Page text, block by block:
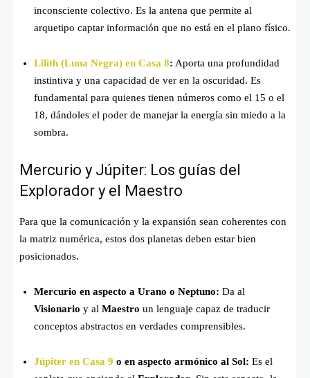
inconsciente colectivo. Es la antena que permite al
arquetipo captar información que no está en el plano físico.
Lilith (Luna Negra) en Casa 8: Aporta una profundidad
instintiva y una capacidad de ver en la oscuridad. Es
fundamental para quienes tienen números como el 15 o el
18, dándoles el poder de manejar la energía sin miedo a la
sombra.
Mercurio y Júpiter: Los guías del
Explorador y el Maestro
Para que la comunicación y la expansión sean coherentes con
la matriz numérica, estos dos planetas deben estar bien
posicionados.
Mercurio en aspecto a Urano o Neptuno: Da al
Visionario y al Maestro un lenguaje capaz de traducir
conceptos abstractos en verdades comprensibles.
Júpiter en Casa 9 o en aspecto armónico al Sol: Es el